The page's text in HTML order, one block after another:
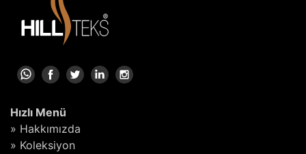
Hızlı Menü
» Hakkımızda
» Koleksiyon